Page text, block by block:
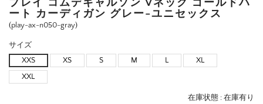
プレイ コムデギャルソン Vネック ゴールドハ
ート カーディガン グレー-ユニセックス
(play-ax-n050-gray)
サイズ
XXS
XS S M L
XL
XXL
在庫状態 : 在庫有り